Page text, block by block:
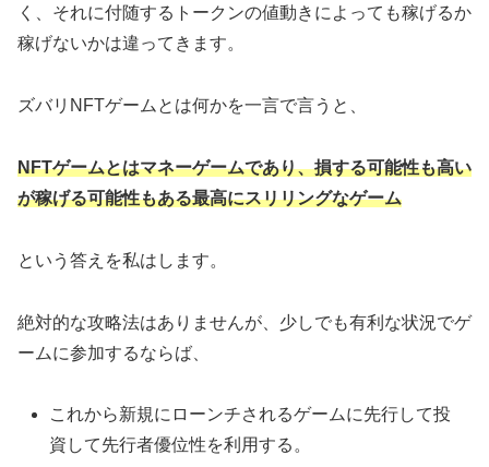
く、それに付随するトークンの値動きによっても稼げるか
稼げないかは違ってきます。
ズバリNFTゲームとは何かを一言で言うと、
NFTゲームとはマネーゲームであり、損する可能性も高い
が稼げる可能性もある最高にスリリングなゲーム
という答えを私はします。
絶対的な攻略法はありませんが、少しでも有利な状況でゲ
ームに参加するならば、
これから新規にローンチされるゲームに先行して投
資して先行者優位性を利用する。